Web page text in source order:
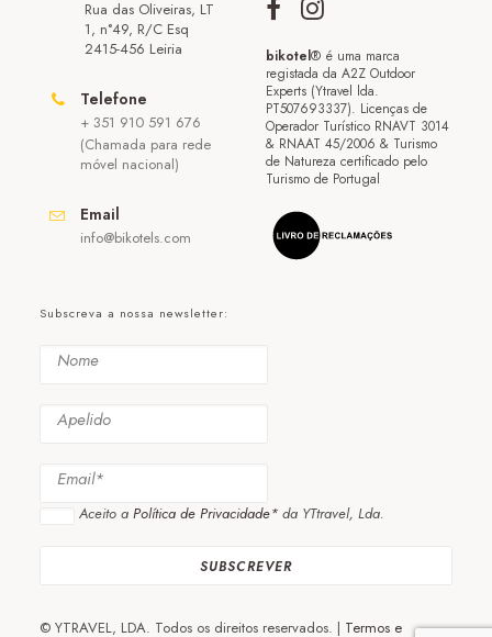
Rua das Oliveiras, LT
1, n°49, R/C Esq
2415-456 Leiria
Telefone
+ 351 910 591 676
(Chamada para rede
móvel nacional)
Email
info@bikotels.com
bikotel® é uma marca
registada da A2Z Outdoor
Experts (Ytravel lda.
PT507693337). Licenças de
Operador Turístico RNAVT 3014
& RNAAT 45/2006 & Turismo
de Natureza certificado pelo
Turismo de Portugal
Subscreva a nossa newsletter:
Aceito a Política de Privacidade* da YTtravel, Lda.
© YTRAVEL, LDA. Todos os direitos reservados. | Termos e